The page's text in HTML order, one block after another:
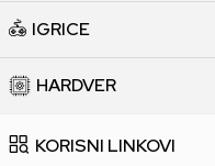
IGRICE
HARDVER
KORISNI LINKOVI